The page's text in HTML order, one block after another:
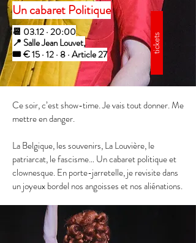
Un cabaret Politique
📆 03.12 · 20:00
📍 Salle Jean Louvet,
🎟️ € 15 · 12 · 8 · Article 27
tickets
Ce soir, c’est show-time. Je vais tout donner. Me
mettre en danger.
La Belgique, les souvenirs, La Louvière, le
patriarcat, le fascisme… Un cabaret politique et
clownesque. En porte-jarretelle, je revisite dans
un joyeux bordel nos angoisses et nos aliénations.